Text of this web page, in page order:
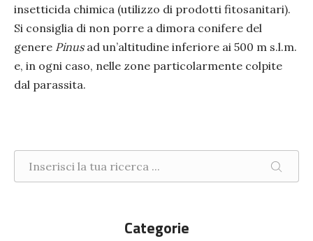
insetticida chimica (utilizzo di prodotti fitosanitari).
Si consiglia di non porre a dimora conifere del
genere Pinusad un’altitudine inferiore ai 500 m s.l.m.
e, in ogni caso, nelle zone particolarmente colpite
dal parassita.
CERCA
Categorie